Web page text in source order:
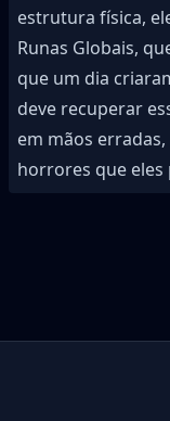
estrutura física,
Runas Globais,
que um dia
deve recuperar
em mãos erradas,
horrores que